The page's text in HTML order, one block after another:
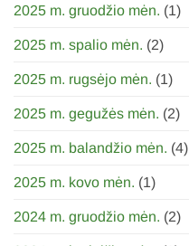
2025 m. gruodžio mėn. (1)
2025 m. spalio mėn. (2)
2025 m. rugsėjo mėn. (1)
2025 m. gegužės mėn. (2)
2025 m. balandžio mėn. (4)
2025 m. kovo mėn. (1)
2024 m. gruodžio mėn. (2)